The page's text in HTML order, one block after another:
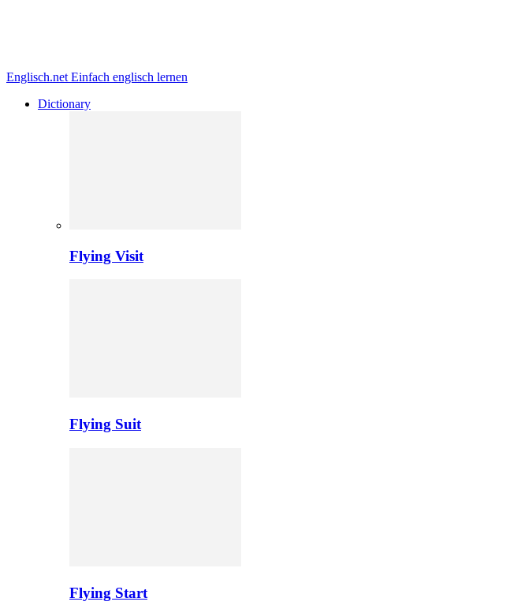
Englisch.net Einfach englisch lernen
Dictionary
Flying Visit
Flying Suit
Flying Start